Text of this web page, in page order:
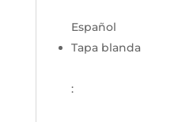
Español
Tapa blanda
: